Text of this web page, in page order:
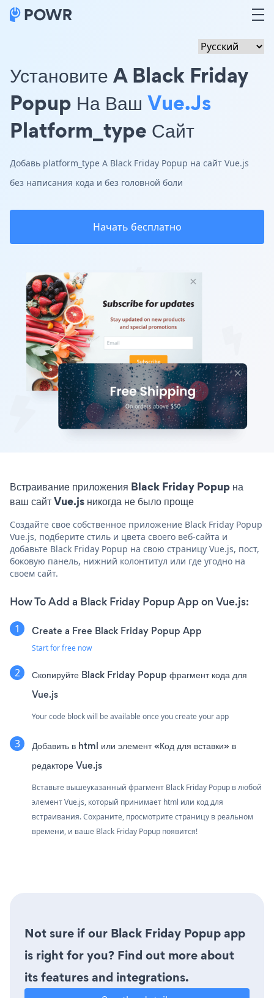
Установите A Black Friday
Popup На Ваш Vue.js
Platform_type Сайт
Добавь platform_type A Black Friday Popup на сайт Vue.js
без написания кода и без головной боли
Начать бесплатно
Встраивание приложения Black Friday Popup на
ваш сайт Vue.js никогда не было проще
Создайте свое собственное приложение Black Friday Popup
Vue.js, подберите стиль и цвета своего веб-сайта и
добавьте Black Friday Popup на свою страницу Vue.js, пост,
боковую панель, нижний колонтитул или где угодно на
своем сайт.
How To Add a Black Friday Popup App on Vue.js:
Create a Free Black Friday Popup App
Start for free now
Скопируйте Black Friday Popup фрагмент кода для
Vue.js
Your code block will be available once you create your app
Добавить в html или элемент «Код для вставки» в
редакторе Vue.js
Вставьте вышеуказанный фрагмент Black Friday Popup в любой
элемент Vue.js, который принимает html или код для
встраивания. Сохраните, просмотрите страницу в реальном
времени, и ваше Black Friday Popup появится!
Not sure if our Black Friday Popup app
is right for you? Find out more about
its features and integrations.